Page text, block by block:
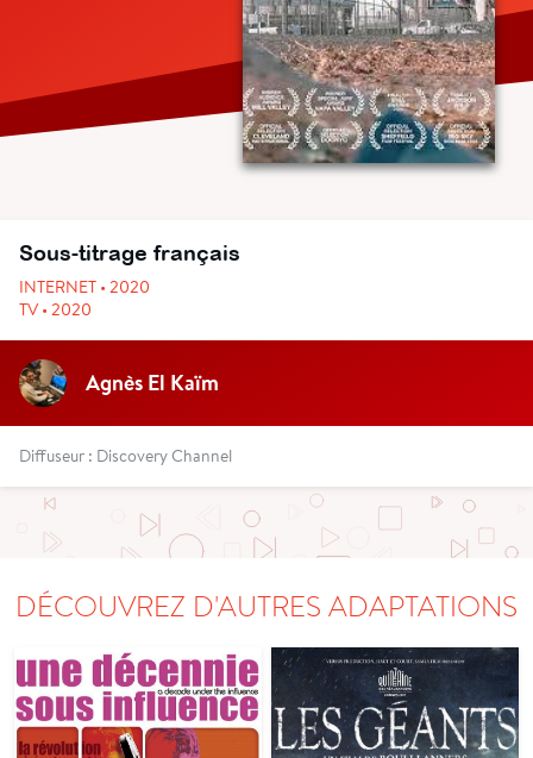
Sous-titrage français
INTERNET • 2020
TV • 2020
Agnès El Kaïm
Diffuseur : Discovery Channel
DÉCOUVREZ D'AUTRES ADAPTATIONS